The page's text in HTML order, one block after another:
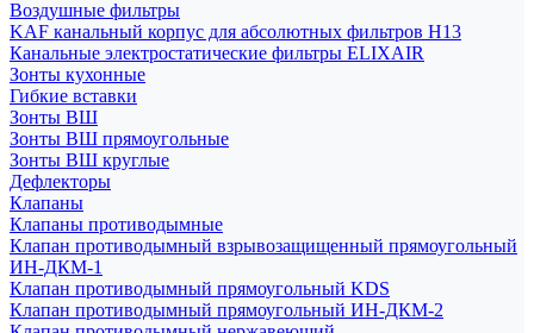
Воздушные фильтры
KAF канальный корпус для абсолютных фильтров H13
Канальные электростатические фильтры ELIXAIR
Зонты кухонные
Гибкие вставки
Зонты ВШ
Зонты ВШ прямоугольные
Зонты ВШ круглые
Дефлекторы
Клапаны
Клапаны противодымные
Клапан противодымный взрывозащищенный прямоугольный
ИН-ДКМ-1
Клапан противодымный прямоугольный KDS
Клапан противодымный прямоугольный ИН-ДКМ-2